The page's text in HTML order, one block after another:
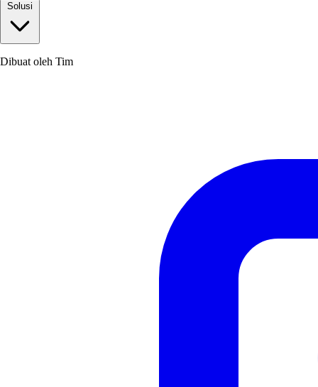
Solusi
Dibuat oleh Tim